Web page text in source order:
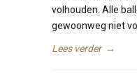
volhouden. Alle
gewoonweg niet
Lees verder →